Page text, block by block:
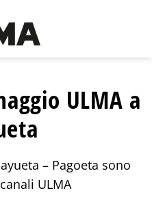
ULMA a
– Pagoeta sono
ULMA